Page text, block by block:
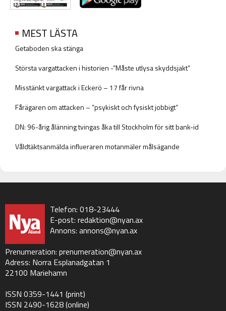
MEST LÄSTA
Getaboden ska stänga
Största vargattacken i historien -”Måste utlysa skyddsjakt”
Misstänkt vargattack i Eckerö – 17 får rivna
Fårägaren om attacken – ”psykiskt och fysiskt jobbigt”
DN: 96-årig ålänning tvingas åka till Stockholm för sitt bank-id
Våldtäktsanmälda influeraren motanmäler målsägande
Telefon: 018-23444
E-post: redaktion@nyan.ax
Annons: annons@nyan.ax
Prenumeration: prenumeration@nyan.ax
Adress: Norra Esplanadgatan 1
22100 Mariehamn
ISSN 0359-1441 (print)
ISSN 2490-1628 (online)